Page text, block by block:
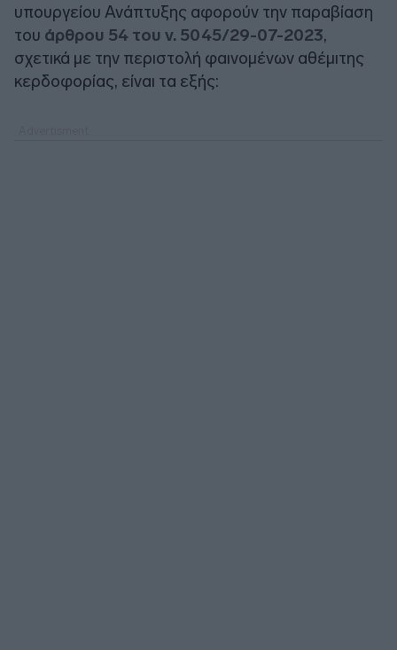
υπουργείου Ανάπτυξης αφορούν την παραβίαση
του άρθρου 54 του ν. 5045/29-07-2023,
σχετικά με την περιστολή φαινομένων αθέμιτης
κερδοφορίας, είναι τα εξής: